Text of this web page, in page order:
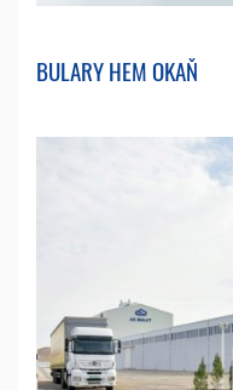
BULARY HEM OKAŇ